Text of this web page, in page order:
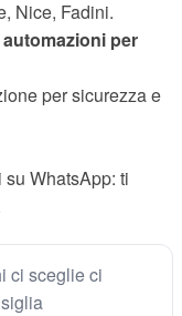
Nice, Fadini.
per
per sicurezza e
WhatsApp: ti
ci sceglie ci